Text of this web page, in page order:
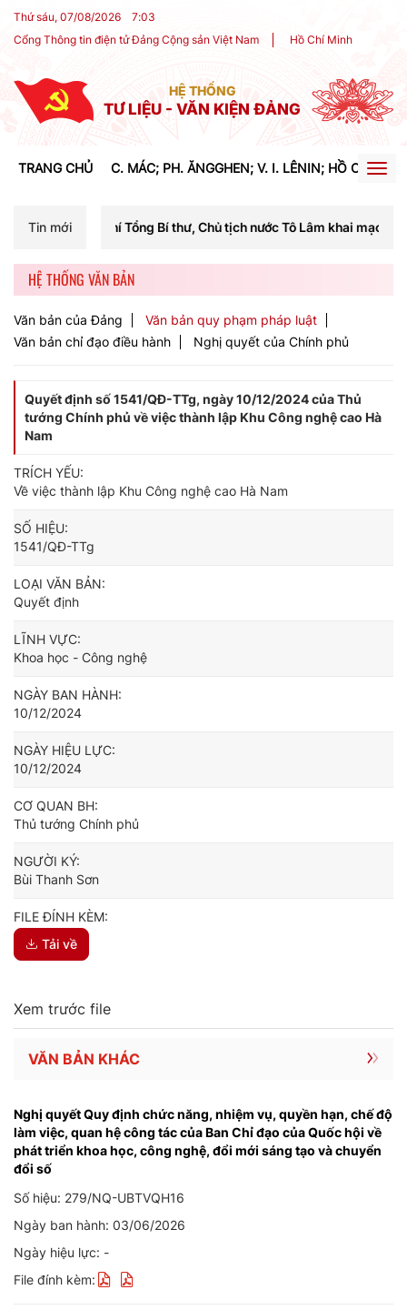
Thứ sáu, 07/08/2026 7:03
Cổng Thông tin điện tử Đảng Cộng sản Việt Nam
Hồ Chí Minh
HỆ THỐNG
TƯ LIỆU - VĂN KIỆN ĐẢNG
TRANG CHỦ C. MÁC; PH. ĂNGGHEN; V. I. LÊNIN; HỒ CHÍ
Tin mới
Tổng Bí thư, Chủ tịch nước Tô Lâm khai mạc Hội nghị Trung ương
HỆ THỐNG VĂN BẢN
Văn bản của Đảng
Văn bản quy phạm pháp luật
Văn bản chỉ đạo điều hành
Nghị quyết của Chính phủ
Quyết định số 1541/QĐ-TTg, ngày 10/12/2024 của Thủ
tướng Chính phủ về việc thành lập Khu Công nghệ cao Hà
Nam
TRÍCH YẾU:
Về việc thành lập Khu Công nghệ cao Hà Nam
SỐ HIỆU:
1541/QĐ-TTg
LOẠI VĂN BẢN:
Quyết định
LĨNH VỰC:
Khoa học - Công nghệ
NGÀY BAN HÀNH:
10/12/2024
NGÀY HIỆU LỰC:
10/12/2024
CƠ QUAN BH:
Thủ tướng Chính phủ
NGƯỜI KÝ:
Bùi Thanh Sơn
FILE ĐÍNH KÈM:
Tải về
Xem trước file
VĂN BẢN KHÁC
Nghị quyết Quy định chức năng, nhiệm vụ, quyền hạn, chế độ
làm việc, quan hệ công tác của Ban Chỉ đạo của Quốc hội về
phát triển khoa học, công nghệ, đổi mới sáng tạo và chuyển
đổi số
Số hiệu: 279/NQ-UBTVQH16
Ngày ban hành: 03/06/2026
Ngày hiệu lực: -
File đính kèm: